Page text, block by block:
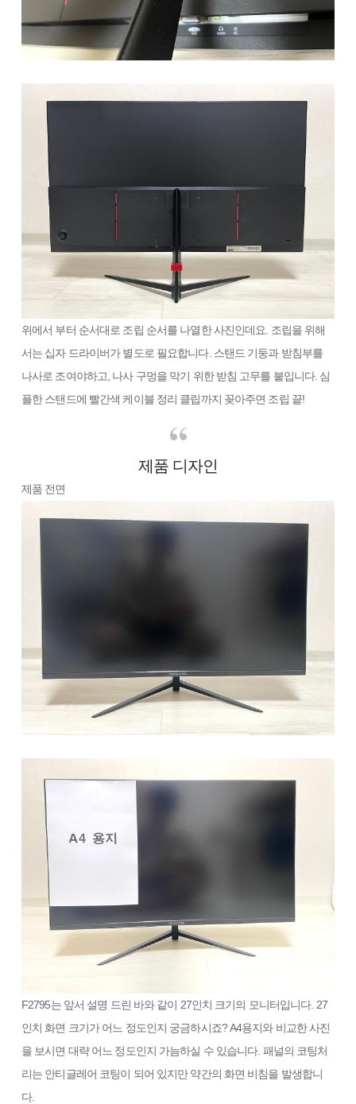
위에서 부터 순서대로 조립 순서를 나열한 사진인데요. 조립을 위해
서는 십자 드라이버가 별도로 필요합니다. 스탠드 기둥과 받침부를
나사로 조여야하고, 나사 구멍을 막기 위한 받침 고무를 붙입니다. 심
플한 스탠드에 빨간색 케이블 정리 클립까지 꽂아주면 조립 끝!
제품 디자인
제품 전면
F2795는 앞서 설명 드린 바와 같이 27인치 크기의 모니터입니다. 27
인치 화면 크기가 어느 정도인지 궁금하시죠? A4용지와 비교한 사진
을 보시면 대략 어느 정도인지 가늠하실 수 있습니다. 패널의 코팅처
리는 안티글레어 코팅이 되어 있지만 약간의 화면 비침을 발생합니
다.